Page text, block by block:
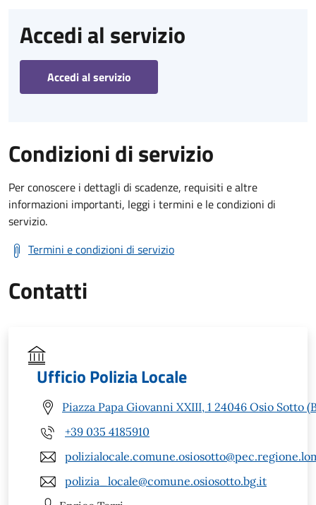
Accedi al servizio
Accedi al servizio
Condizioni di servizio
Per conoscere i dettagli di scadenze, requisiti e altre
informazioni importanti, leggi i termini e le condizioni di
servizio.
Termini e condizioni di servizio
Contatti
Ufficio Polizia Locale
Piazza Papa Giovanni XXIII, 1 24046 Osio Sotto
+39 035 4185910
polizia_locale@comune.osiosotto.bg.it